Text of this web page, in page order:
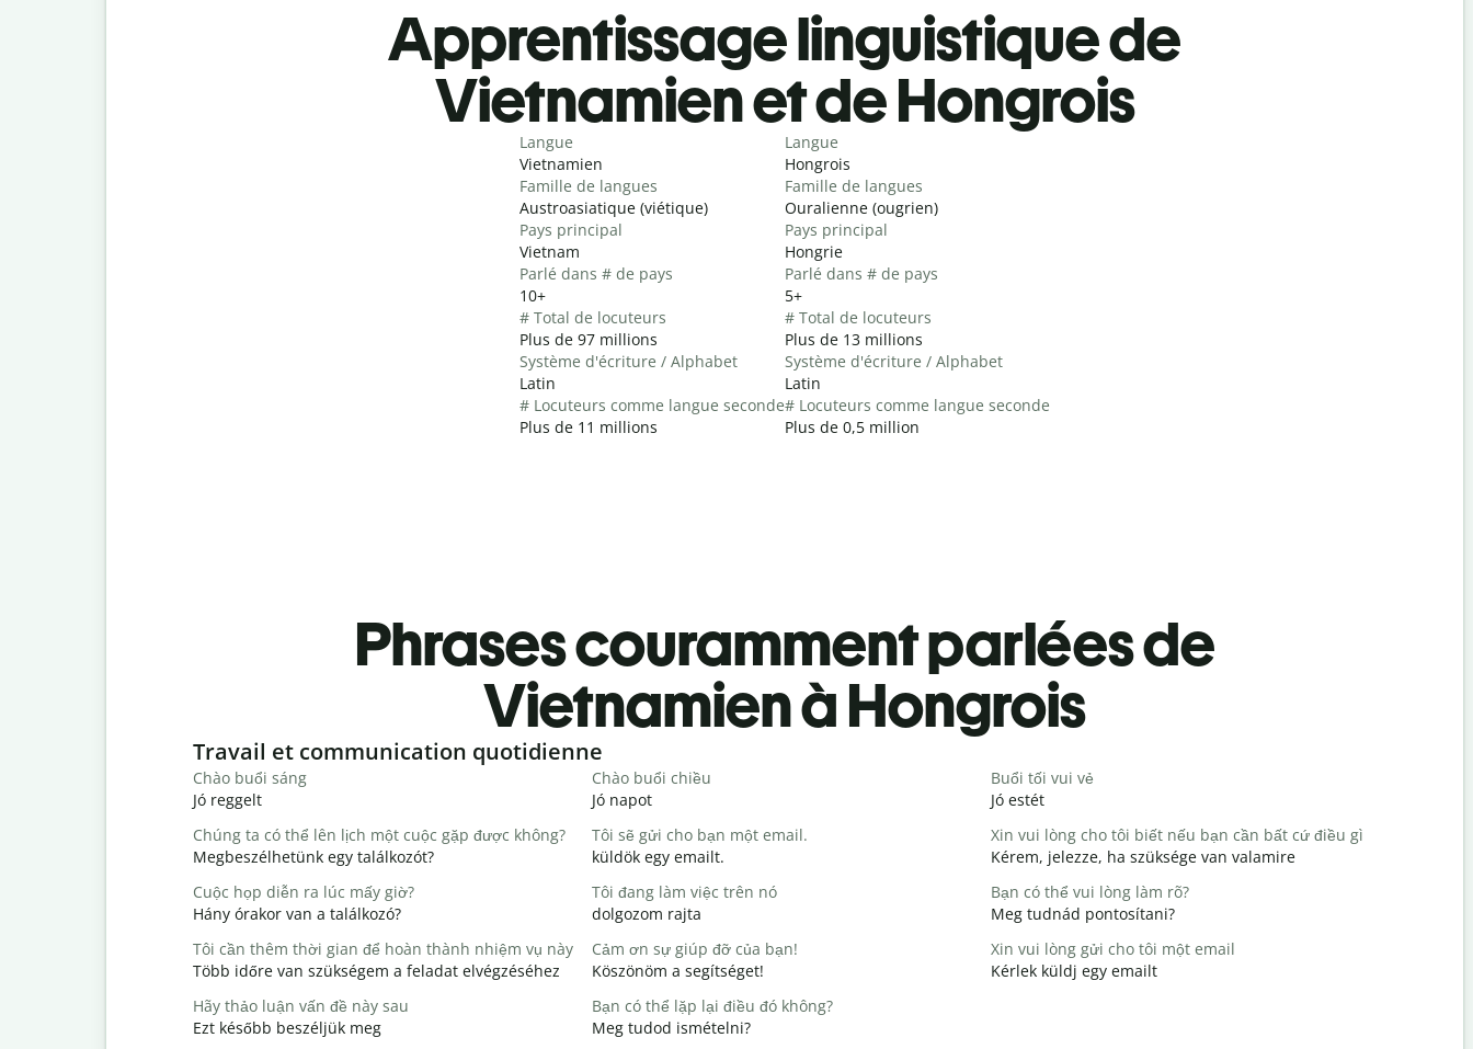
Apprentissage linguistique de
Vietnamien et de Hongrois
Langue
Vietnamien
Famille de langues
Austroasiatique (viétique)
Pays principal
Vietnam
Parlé dans # de pays
10+
# Total de locuteurs
Plus de 97 millions
Système d'écriture / Alphabet
Latin
# Locuteurs comme langue seconde
Plus de 11 millions
Langue
Hongrois
Famille de langues
Ouralienne (ougrien)
Pays principal
Hongrie
Parlé dans # de pays
5+
# Total de locuteurs
Plus de 13 millions
Système d'écriture / Alphabet
Latin
# Locuteurs comme langue seconde
Plus de 0,5 million
Phrases couramment parlées de
Vietnamien à Hongrois
Slide 1 of 6
Travail et communication quotidienne
Chào buổi sáng
Jó reggelt
Chào buổi chiều
Jó napot
Buổi tối vui vẻ
Jó estét
Chúng ta có thể lên lịch một cuộc gặp được không?
Megbeszélhetünk egy találkozót?
Tôi sẽ gửi cho bạn một email.
küldök egy emailt.
Xin vui lòng cho tôi biết nếu bạn cần bất cứ điều gì
Kérem, jelezze, ha szüksége van valamire
Cuộc họp diễn ra lúc mấy giờ?
Hány órakor van a találkozó?
Tôi đang làm việc trên nó
dolgozom rajta
Bạn có thể vui lòng làm rõ?
Meg tudnád pontosítani?
Tôi cần thêm thời gian để hoàn thành nhiệm vụ này
Több időre van szükségem a feladat elvégzéséhez
Cảm ơn sự giúp đỡ của bạn!
Köszönöm a segítséget!
Xin vui lòng gửi cho tôi một email
Kérlek küldj egy emailt
Hãy thảo luận vấn đề này sau
Ezt később beszéljük meg
Bạn có thể lặp lại điều đó không?
Meg tudod ismételni?